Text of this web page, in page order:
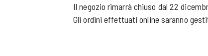
Il negozio rimarrà chiuso dal 22
Gli ordini effettuati online saranno